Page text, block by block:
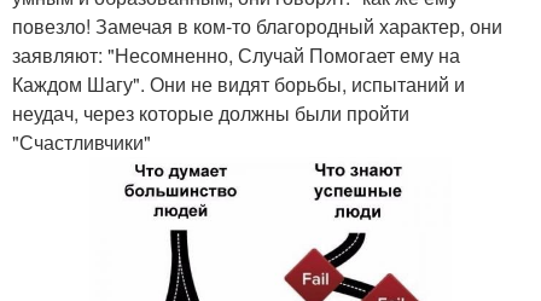
повезло! Замечая в ком-то благородный характер, они
заявляют: "Несомненно, Случай Помогает ему на
Каждом Шагу". Они не видят борьбы, испытаний и
неудач, через которые должны были пройти
"Счастливчики"